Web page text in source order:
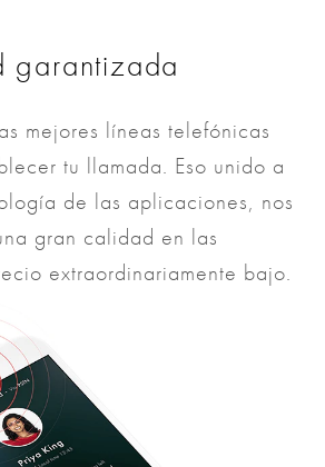
garantizada
mejores líneas telefónicas
tu llamada. Eso unido a
de las aplicaciones, nos
gran calidad en las
extraordinariamente bajo.